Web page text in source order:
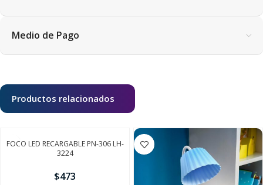
Medio de Pago
Productos relacionados
FOCO LED RECARGABLE PN-306 LH-
3224
$473